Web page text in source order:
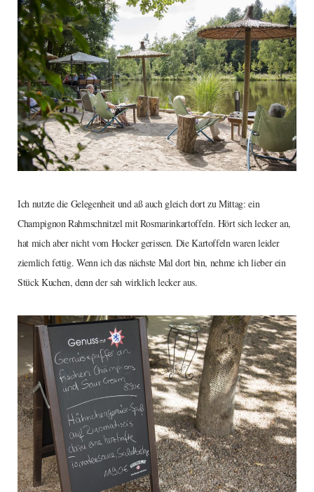
Ich nutzte die Gelegenheit und aß auch gleich dort zu Mittag: ein
Champignon Rahmschnitzel mit Rosmarinkartoffeln. Hört sich lecker an,
hat mich aber nicht vom Hocker gerissen. Die Kartoffeln waren leider
ziemlich fettig. Wenn ich das nächste Mal dort bin, nehme ich lieber ein
Stück Kuchen, denn der sah wirklich lecker aus.